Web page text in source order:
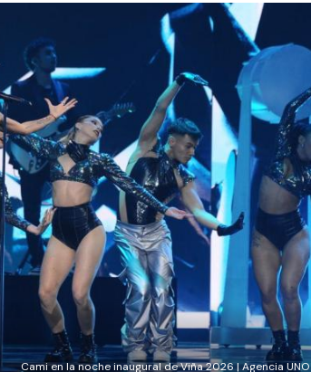
Cami en la noche inaugural de Viña 2026 | Agencia UNO